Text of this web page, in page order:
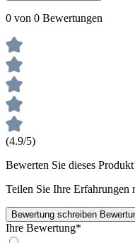
0 von 0 Bewertungen
(4.9/5)
Bewerten Sie dieses
Teilen Sie Ihre Erfahrungen
Bewertung schreiben
Ihre Bewertung*